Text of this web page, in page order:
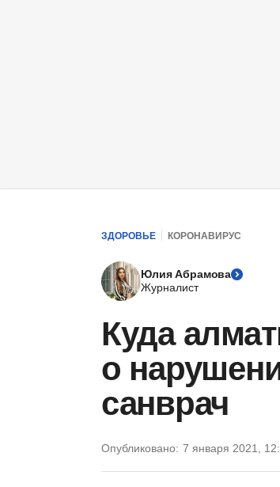
ЗДОРОВЬЕ КОРОНАВИРУС
Юлия Абрамова
Журналист
Куда
о
санврач
Опубликовано: 7 января 2021,